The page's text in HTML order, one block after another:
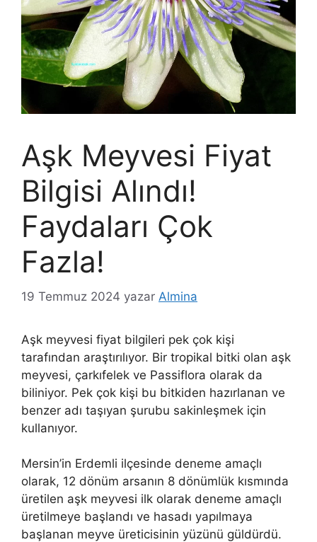
Aşk Meyvesi Fiyat
Bilgisi Alındı!
Faydaları Çok
Fazla!
19 Temmuz 2024 yazar Almina
Aşk meyvesi fiyat bilgileri pek çok kişi
tarafından araştırılıyor. Bir tropikal bitki olan aşk
meyvesi, çarkıfelek ve Passiflora olarak da
biliniyor. Pek çok kişi bu bitkiden hazırlanan ve
benzer adı taşıyan şurubu sakinleşmek için
kullanıyor.
Mersin’in Erdemli ilçesinde deneme amaçlı
olarak, 12 dönüm arsanın 8 dönümlük kısmında
üretilen aşk meyvesi ilk olarak deneme amaçlı
üretilmeye başlandı ve hasadı yapılmaya
başlanan meyve üreticisinin yüzünü güldürdü.